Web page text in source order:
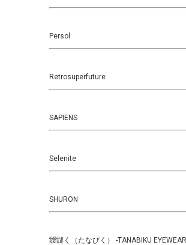
Persol
Retrosuperfuture
SAPIENS
Selenite
SHURON
靉靆く（たなびく） -TANABIKU